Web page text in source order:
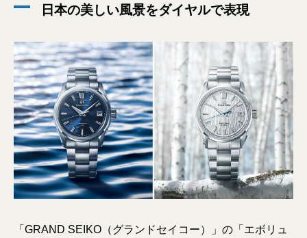
日本の美しい風景をダイヤルで表現
「GRAND SEIKO（グランドセイコー）」の「エボリュ